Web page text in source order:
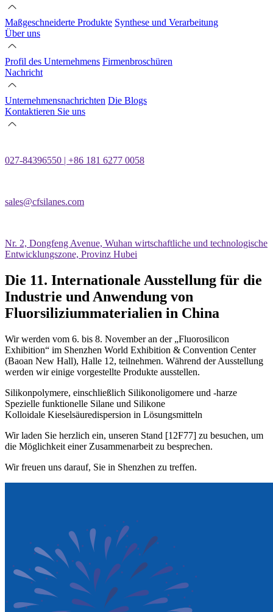
Maßgeschneiderte Produkte Synthese und Verarbeitung
Über uns
Profil des Unternehmens Firmenbroschüren
Nachricht
Unternehmensnachrichten Die Blogs
Kontaktieren Sie uns
027-84396550 | +86 181 6277 0058
sales@cfsilanes.com
Nr. 2, Dongfeng Avenue, Wuhan wirtschaftliche und technologische
Entwicklungszone, Provinz Hubei
Die 11. Internationale Ausstellung für die
Industrie und Anwendung von
Fluorsiliziummaterialien in China
Wir werden vom 6. bis 8. November an der „Fluorosilicon
Exhibition“ im Shenzhen World Exhibition & Convention Center
(Baoan New Hall), Halle 12, teilnehmen. Während der Ausstellung
werden wir einige vorgestellte Produkte ausstellen.
Silikonpolymere, einschließlich Silikonoligomere und -harze
Spezielle funktionelle Silane und Silikone
Kolloidale Kieselsäuredispersion in Lösungsmitteln
Wir laden Sie herzlich ein, unseren Stand [12F77] zu besuchen, um
die Möglichkeit einer Zusammenarbeit zu besprechen.
Wir freuen uns darauf, Sie in Shenzhen zu treffen.